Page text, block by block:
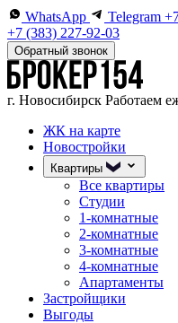
WhatsApp Telegram
+7 (383) 227-92-03
Обратный звонок
г. Новосибирск Работаем
ЖК на карте
Новостройки
Квартиры
Все квартиры
Студии
1-комнатные
2-комнатные
3-комнатные
4-комнатные
Апартаменты
Застройщики
Выгоды